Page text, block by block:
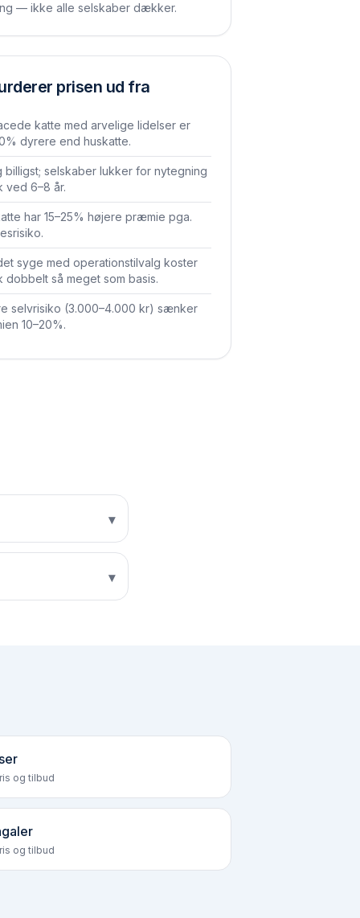
— ikke alle selskaber dækker.
prisen ud fra
katte med arvelige lidelser er
dyrere end huskatte.
billigst; selskaber lukker for nytegning
ved 6–8 år.
har 15–25% højere præmie pga.
syge med operations­tilvalg koster
dobbelt så meget som basis.
selvrisiko (3.000–4.000 kr) sænker
10–20%.
▾
▾
og tilbud
og tilbud